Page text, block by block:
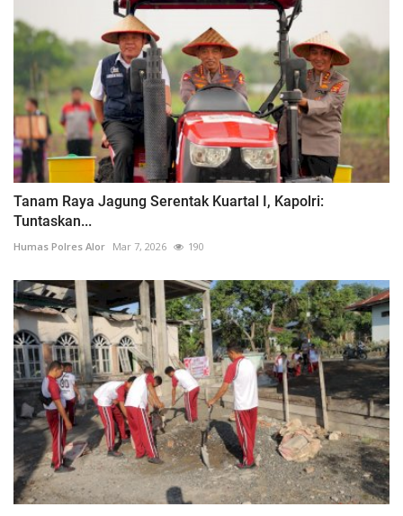
Tanam Raya Jagung Serentak Kuartal I, Kapolri:
Tuntaskan...
Humas Polres Alor Mar 7, 2026 190